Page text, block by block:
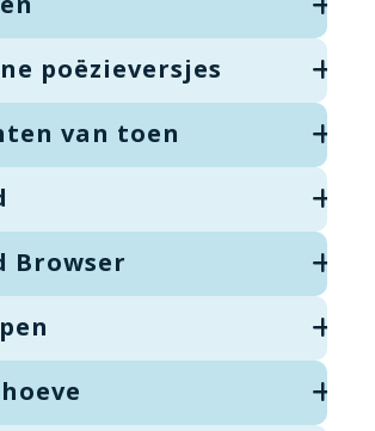
poëzieversjes
van toen
Browser